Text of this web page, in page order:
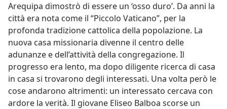
Arequipa dimostrò di essere un ‘osso duro’. Da anni la
città era nota come il “Piccolo Vaticano”, per la
profonda tradizione cattolica della popolazione. La
nuova casa missionaria divenne il centro delle
adunanze e dell’attività della congregazione. Il
progresso era lento, ma dopo diligente ricerca di casa
in casa si trovarono degli interessati. Una volta però le
cose andarono altrimenti: un interessato cercava con
ardore la verità. Il giovane Eliseo Balboa scorse un